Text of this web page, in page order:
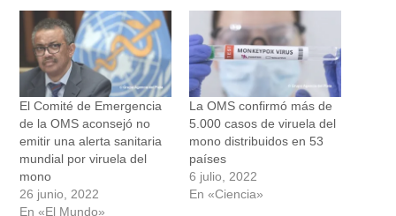
El Comité de Emergencia
de la OMS aconsejó no
emitir una alerta sanitaria
mundial por viruela del
mono
26 junio, 2022
En «El Mundo»
La OMS confirmó más de
5.000 casos de viruela del
mono distribuidos en 53
países
6 julio, 2022
En «Ciencia»